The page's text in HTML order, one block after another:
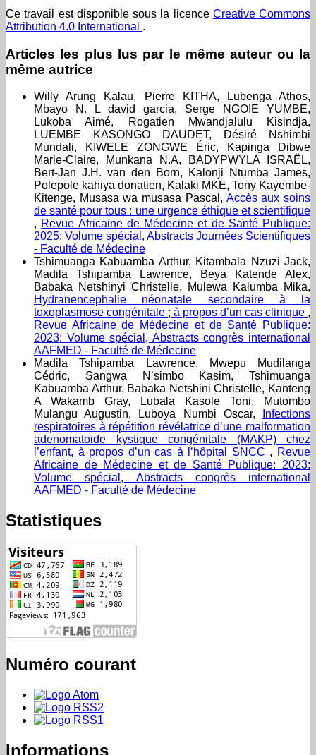
Ce travail est disponible sous la licence Creative Commons
Attribution 4.0 International .
Articles les plus lus par le même auteur ou la
même autrice
Willy Arung Kalau, Pierre KITHA, Lubenga Athos,
Mbayo N. L david garcia, Serge NGOIE YUMBE,
Lukoba Aimé, Rogatien Mwandjalulu Kisindja,
LUEMBE KASONGO DAUDET, Désiré Nshimbi
Mundali, KIWELE ZONGWE Éric, Kapinga Dibwe
Marie-Claire, Munkana N.A, BADYPWYLA ISRAËL,
Bert-Jan J.H. van den Born, Kalonji Ntumba James,
Polepole kahiya donatien, Kalaki MKE, Tony Kayembe-
Kitenge, Musasa wa musasa Pascal, Accès aux soins
de santé pour tous : une urgence éthique et scientifique
, Revue Africaine de Médecine et de Santé Publique:
2025: Volume spécial, Abstracts Journées Scientifiques
- Faculté de Médecine
Tshimuanga Kabuamba Arthur, Kitambala Nzuzi Jack,
Madila Tshipamba Lawrence, Beya Katende Alex,
Babaka Netshinyi Christelle, Mulewa Kalumba Mika,
Hydranencephalie néonatale secondaire à la
toxoplasmose congénitale ; à propos d’un cas clinique ,
Revue Africaine de Médecine et de Santé Publique:
2023: Volume spécial, Abstracts congrès international
AAFMED - Faculté de Médecine
Madila Tshipamba Lawrence, Mwepu Mudilanga
Cédric, Sangwa N’simbo Kasim, Tshimuanga
Kabuamba Arthur, Babaka Netshini Christelle, Kanteng
A Wakamb Gray, Lubala Kasole Toni, Mutombo
Mulangu Augustin, Luboya Numbi Oscar,
Infections
respiratoires à répétition révélatrice d’une malformation
adenomatoide kystique congénitale (MAKP) chez
l’enfant, à propos d’un cas à l’hôpital SNCC , Revue
Africaine de Médecine et de Santé Publique: 2023:
Volume spécial, Abstracts congrès international
AAFMED - Faculté de Médecine
Statistiques
Numéro courant
Informations